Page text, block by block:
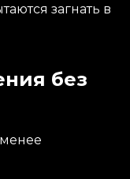
загнать в
без